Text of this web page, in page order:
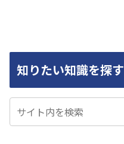
知りたい知識を探す